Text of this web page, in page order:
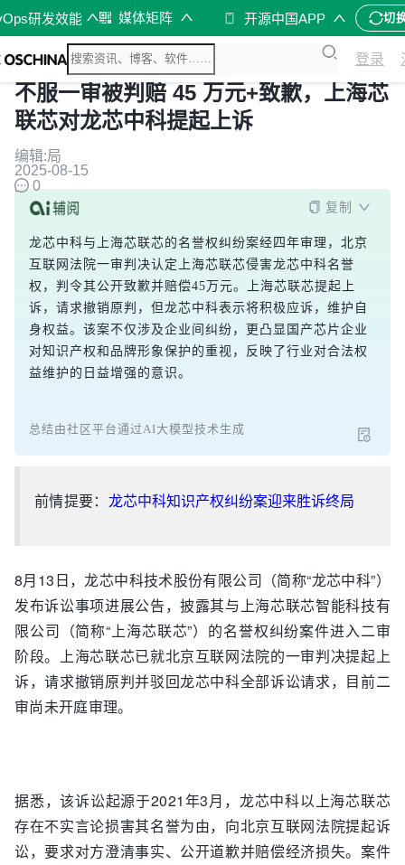
研发效能 媒体矩阵 开源中国APP 切
登录
不服一审被判赔 45 万元+致歉，上海芯
联芯对龙芯中科提起上诉
编辑:局
2025-08-15
0
复制
龙芯中科与上海芯联芯的名誉权纠纷案经四年审理，北京
互联网法院一审判决认定上海芯联芯侵害龙芯中科名誉
权，判令其公开致歉并赔偿45万元。上海芯联芯提起上
诉，请求撤销原判，但龙芯中科表示将积极应诉，维护自
身权益。该案不仅涉及企业间纠纷，更凸显国产芯片企业
对知识产权和品牌形象保护的重视，反映了行业对合法权
益维护的日益增强的意识。
总结由社区平台通过AI大模型技术生成
前情提要： 龙芯中科知识产权纠纷案迎来胜诉终局
8月13日，龙芯中科技术股份有限公司（简称“龙芯中科”）
发布诉讼事项进展公告，披露其与上海芯联芯智能科技有
限公司（简称“上海芯联芯”）的名誉权纠纷案件进入二审
阶段。上海芯联芯已就北京互联网法院的一审判决提起上
诉，请求撤销原判并驳回龙芯中科全部诉讼请求，目前二
审尚未开庭审理。
据悉，该诉讼起源于2021年3月，龙芯中科以上海芯联芯
存在不实言论损害其名誉为由，向北京互联网法院提起诉
讼，要求对方澄清事实、公开道歉并赔偿经济损失。案件